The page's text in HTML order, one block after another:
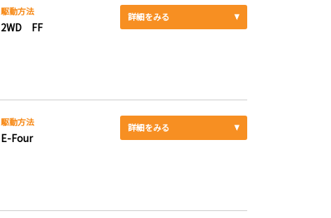
駆動方法
2WD FF
詳細をみる
駆動方法
E-Four
詳細をみる